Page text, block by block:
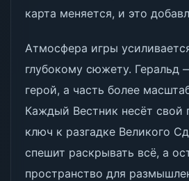
карта меняется, и это
Атмосфера игры
глубокому сюжету. Геральд
герой, а часть более
Каждый Вестник несёт
ключ к разгадке Великого
спешит раскрывать всё, а
пространство для